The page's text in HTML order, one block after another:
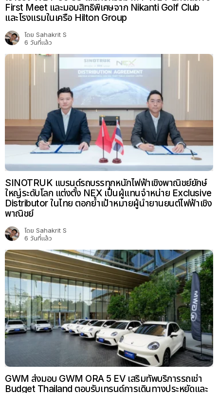
First Meet และมอบสิทธิพิเศษจาก Nikanti Golf Club
และโรงแรมในเครือ Hilton Group
โดย Sahakrit S
6 วันที่แล้ว
SINOTRUK แบรนด์รถบรรทุกหนักไฟฟ้าเชิงพาณิชย์ยักษ์
ใหญ่ระดับโลก แต่งตั้ง NEX เป็นผู้แทนจำหน่าย Exclusive
Distributor ในไทย ตอกย้ำเป้าหมายผู้นำยานยนต์ไฟฟ้าเชิง
พาณิชย์
โดย Sahakrit S
6 วันที่แล้ว
GWM ส่งมอบ GWM ORA 5 EV เสริมทัพบริการรถเช่า
Budget Thailand ตอบรับเทรนด์การเดินทางประหยัดและ